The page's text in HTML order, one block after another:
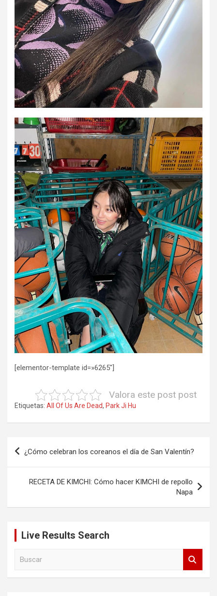
[elementor-template id=»6265″]
Valora este post post
Etiquetas: All Of Us Are Dead, Park Ji Hu
Navegación
¿Cómo celebran los coreanos el día de San Valentín?
RECETA DE KIMCHI: Cómo hacer KIMCHI de repollo
Napa
Live Results Search